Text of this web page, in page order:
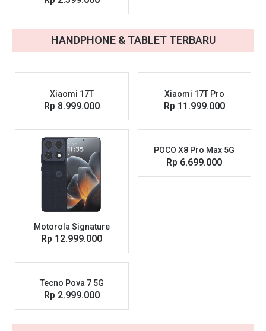
HANDPHONE & TABLET TERBARU
Xiaomi 17T
Rp 8.999.000
Xiaomi 17T Pro
Rp 11.999.000
Motorola Signature
Rp 12.999.000
POCO X8 Pro Max 5G
Rp 6.699.000
Tecno Pova 7 5G
Rp 2.999.000